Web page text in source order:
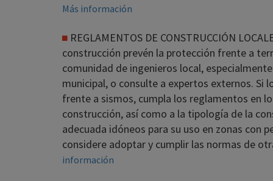
Más información
REGLAMENTOS DE CONSTRUCCIÓN
construcción prevén la protección frente a
comunidad de ingenieros local,
municipal, o consulte a expertos externos. Si
frente a sismos, cumpla los reglamentos en
construcción, así como a la tipología de la
adecuada idóneos para su uso en zonas con
considere adoptar y cumplir las normas de
información